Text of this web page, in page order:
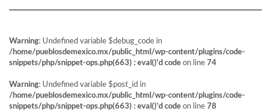
Warning: Undefined variable $debug_code in
/home/pueblosdemexico.mx/public_html/wp-content/plugins/code-
snippets/php/snippet-ops.php(663) : eval()'d code on line 74
Warning: Undefined variable $post_id in
/home/pueblosdemexico.mx/public_html/wp-content/plugins/code-
snippets/php/snippet-ops.php(663) : eval()'d code on line 78